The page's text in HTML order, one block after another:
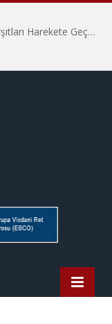
Hiroşima’nın 81. Yılında İtalyan Savaş Karşıtları Harekete Geçti: “Hatırlamak yeterli değil”